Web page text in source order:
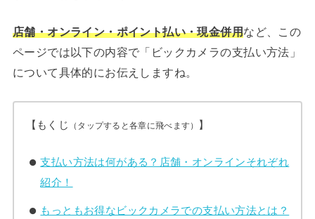
店舗・オンライン・ポイント払い・現金併用など、この
ページでは以下の内容で「ビックカメラの支払い方法」
について具体的にお伝えしますね。
【もくじ （タップすると各章に飛べます） 】
支払い方法は何がある？店舗・オンラインそれぞれ
紹介！
もっともお得なビックカメラでの支払い方法とは？